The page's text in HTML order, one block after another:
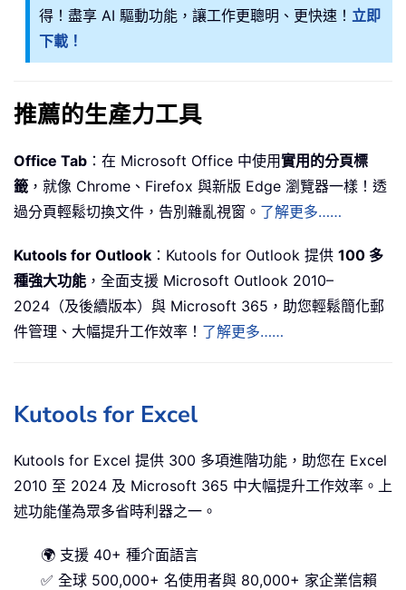
得！盡享 AI 驅動功能，讓工作更聰明、更快速！ 立即
下載！
推薦的生產力工具
Office Tab ：在 Microsoft Office 中使用實用的分頁標
籤 ，就像 Chrome、Firefox 與新版 Edge 瀏覽器一樣！透
過分頁輕鬆切換文件，告別雜亂視窗。 了解更多……
Kutools for Outlook ：Kutools for Outlook 提供 100 多
種強大功能 ，全面支援 Microsoft Outlook 2010–
2024（及後續版本）與 Microsoft 365，助您輕鬆簡化郵
件管理、大幅提升工作效率！ 了解更多……
Kutools for Excel
Kutools for Excel 提供 300 多項進階功能，助您在 Excel
2010 至 2024 及 Microsoft 365 中大幅提升工作效率。上
述功能僅為眾多省時利器之一。
🌍 支援 40+ 種介面語言
✅ 全球 500,000+ 名使用者與 80,000+ 家企業信賴